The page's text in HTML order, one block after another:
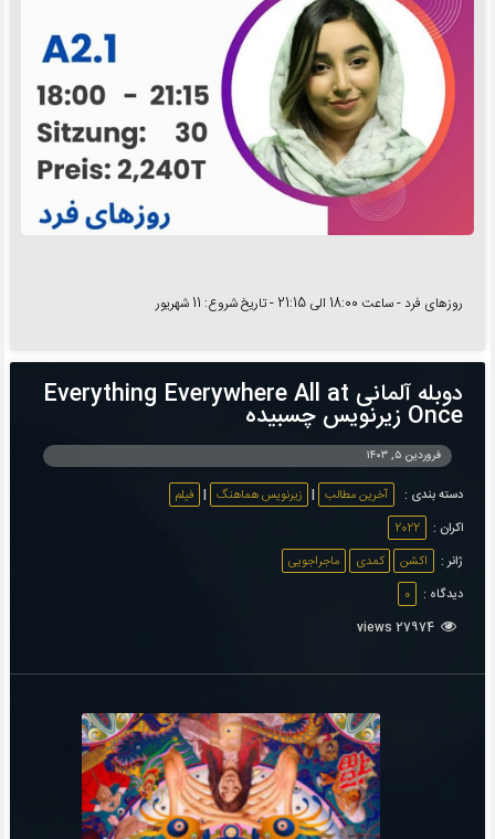
روزهای فرد - ساعت 18:00 الی 21:15 - تاریخ شروع: 11 شهریور
دوبله آلمانی Everything Everywhere All at
Once زیرنویس چسبیده
فروردین ۵, ۱۴۰۳
دسته بندی : آخرین مطالب | زیرنویس هماهنگ | فیلم
اکران :
2022
ژانر :
اکشن کمدی
ماجراجویی
دیدگاه :
0
27974 views